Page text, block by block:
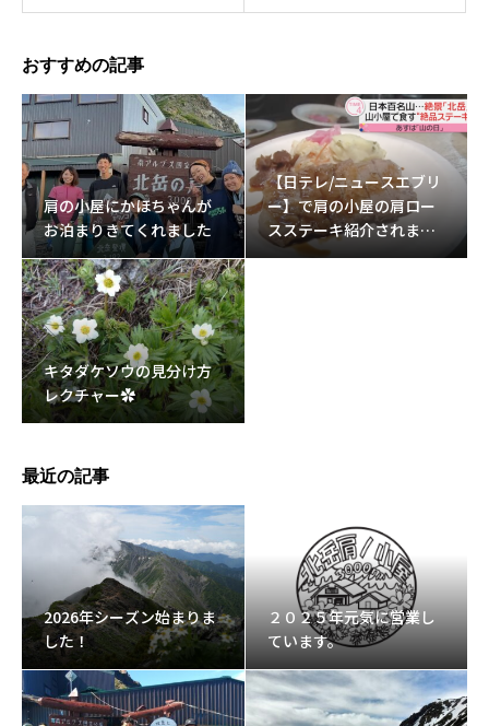
おすすめの記事
肩の小屋にかほちゃんが
お泊まりきてくれました
【日テレ/ニュースエブリ
ー】で肩の小屋の肩ロー
スステーキ紹介されまし
た。
キタダケソウの見分け方
レクチャー✿
最近の記事
2026年シーズン始まりま
した！
２０２５年元気に営業し
ています。